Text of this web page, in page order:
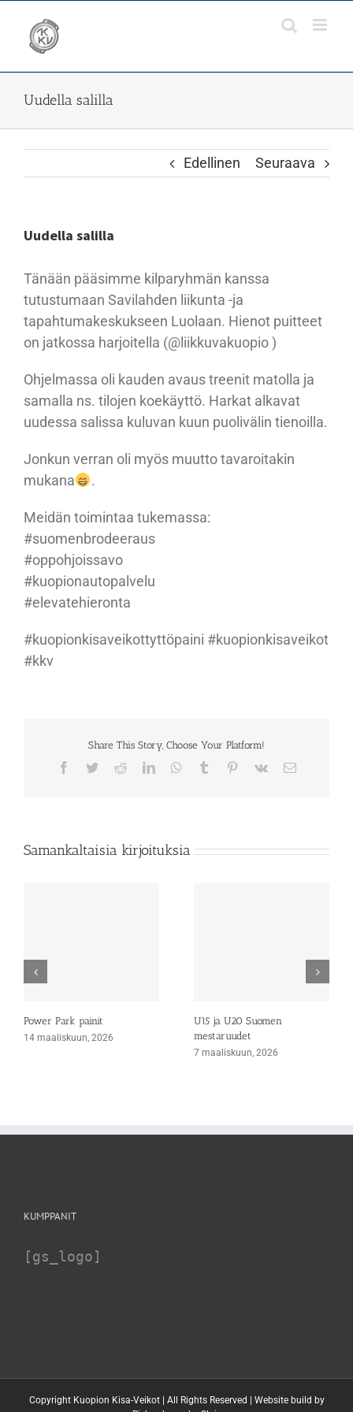
content
Uudella salilla
Edellinen Seuraava
Uudella salilla
Tänään pääsimme kilparyhmän kanssa
tutustumaan Savilahden liikunta -ja
tapahtumakeskukseen Luolaan. Hienot puitteet
on jatkossa harjoitella (@liikkuvakuopio )
Ohjelmassa oli kauden avaus treenit matolla ja
samalla ns. tilojen koekäyttö. Harkat alkavat
uudessa salissa kuluvan kuun puolivälin tienoilla.
Jonkun verran oli myös muutto tavaroitakin
mukana
.
Meidän toimintaa tukemassa:
#suomenbrodeeraus
#oppohjoissavo
#kuopionautopalvelu
#elevatehieronta
#kuopionkisaveikottyttöpaini #kuopionkisaveikot
#kkv
Share This Story, Choose Your Platform!
Facebook
TwitterRedditLinkedInWhatsApp
Tumblr Pinterest
Vk Sähköposti
Samankaltaisia kirjoituksia
Power Park painit
14 maaliskuun, 2026
U15 ja U20 Suomen
mestaruudet
7 maaliskuun, 2026
KUMPPANIT
[gs_logo]
Copyright Kuopion Kisa-Veikot | All Rights Reserved | Website build by